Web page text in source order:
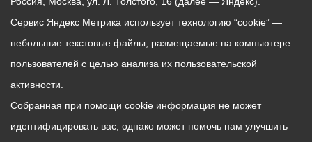
Сервис Яндекс Метрика использует технологию “cookie” —
небольшие текстовые файлы, размещаемые на компьютере
пользователей с целью анализа их пользовательской
активности.
Собранная при помощи cookie информация не может
идентифицировать вас, однако может помочь нам улучшить